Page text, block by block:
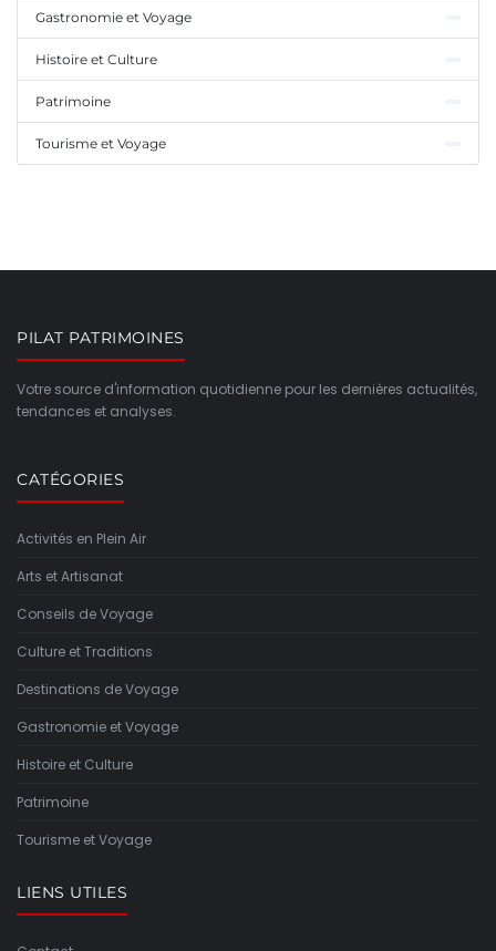
Gastronomie et Voyage
Histoire et Culture
Patrimoine
Tourisme et Voyage
PILAT PATRIMOINES
Votre source d'information quotidienne pour les dernières actualités,
tendances et analyses.
CATÉGORIES
Activités en Plein Air
Arts et Artisanat
Conseils de Voyage
Culture et Traditions
Destinations de Voyage
Gastronomie et Voyage
Histoire et Culture
Patrimoine
Tourisme et Voyage
LIENS UTILES